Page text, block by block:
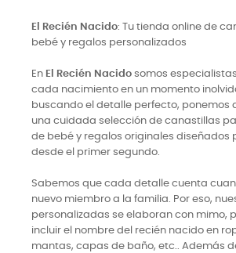
El Recién Nacido: Tu tienda online de
bebé y regalos personalizados
En El Recién Nacido somos
cada nacimiento en un momento
buscando el detalle perfecto, ponemos
una cuidada selección de canastillas
de bebé y regalos originales diseñados
desde el primer segundo.
Sabemos que cada detalle cuenta
nuevo miembro a la familia. Por eso,
personalizadas se elaboran con mimo,
incluir el nombre del recién nacido en
mantas, capas de baño, etc.. Además